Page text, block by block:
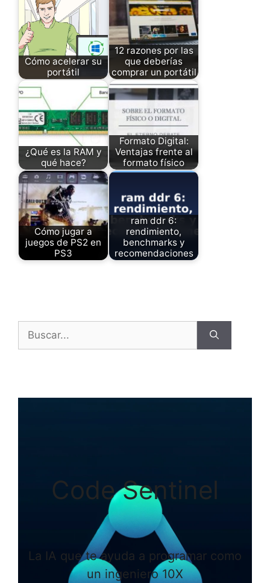
Cómo acelerar su
portátil
12 razones por las
que deberías
comprar un portátil
¿Qué es la RAM y
qué hace?
Formato Digital:
Ventajas frente al
formato físico
Cómo jugar a
juegos de PS2 en
PS3
ram ddr 6:
rendimiento,
benchmarks y
recomendaciones
Code Sentinel
La IA que te ayuda a programar como
un ingeniero 10X